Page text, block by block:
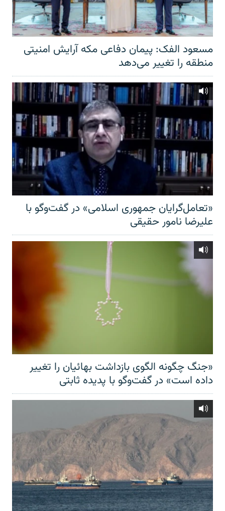
مسعود الفک: پیمان دفاعی مکه آرایش امنیتی
منطقه را تغییر می‌دهد
«تعامل‌گرایان جمهوری اسلامی» در گفت‌وگو با
علیرضا نامور حقیقی
«جنگ چگونه الگوی بازداشت بهائیان را تغییر
داده است» در گفت‌وگو با پدیده ثابتی